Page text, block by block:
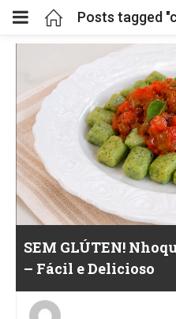
Posts tagged
SEM GLÚTEN!
– Fácil e Delicioso